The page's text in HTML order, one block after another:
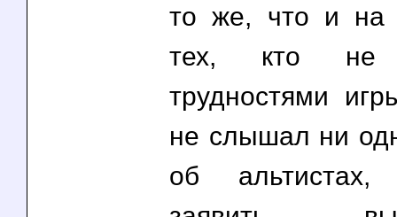
то же, что и на
тех, кто не
трудностями
не слышал ни
об